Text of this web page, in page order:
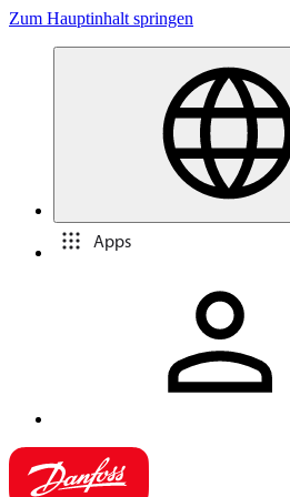
Zum Hauptinhalt springen
Apps